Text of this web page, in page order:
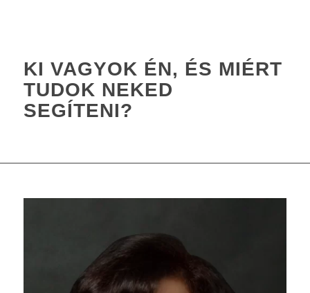
KI VAGYOK ÉN, ÉS MIÉRT
TUDOK NEKED
SEGÍTENI?